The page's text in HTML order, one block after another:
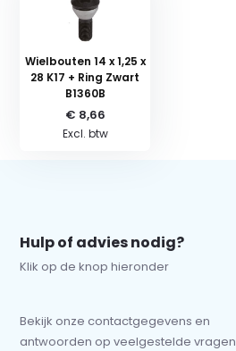
Wielbouten 14 x 1,25 x
28 K17 + Ring Zwart
B1360B
€ 8,66
Excl. btw
Hulp of advies nodig?
Klik op de knop hieronder
Bekijk onze contactgegevens en
antwoorden op veelgestelde vragen